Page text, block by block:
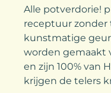
Alle potverdorie!
receptuur zonder
kunstmatige
worden gemaakt
en zijn 100% van
krijgen de telers